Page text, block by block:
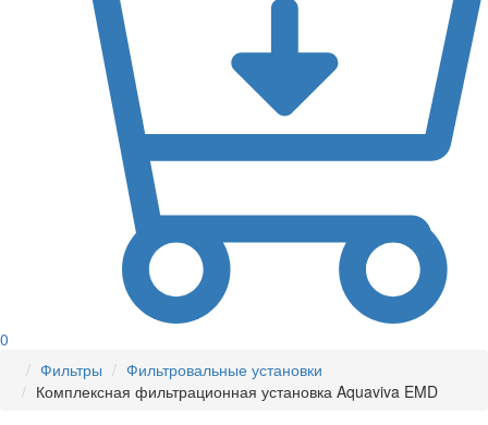
0
Фильтры
Фильтровальные установки
Комплексная фильтрационная установка Aquaviva EMD